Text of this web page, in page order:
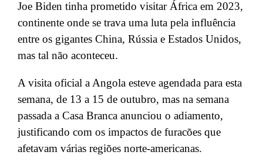
Joe Biden tinha prometido visitar África em 2023,
continente onde se trava uma luta pela influência
entre os gigantes China, Rússia e Estados Unidos,
mas tal não aconteceu.
A visita oficial a Angola esteve agendada para esta
semana, de 13 a 15 de outubro, mas na semana
passada a Casa Branca anunciou o adiamento,
justificando com os impactos de furacões que
afetavam várias regiões norte-americanas.